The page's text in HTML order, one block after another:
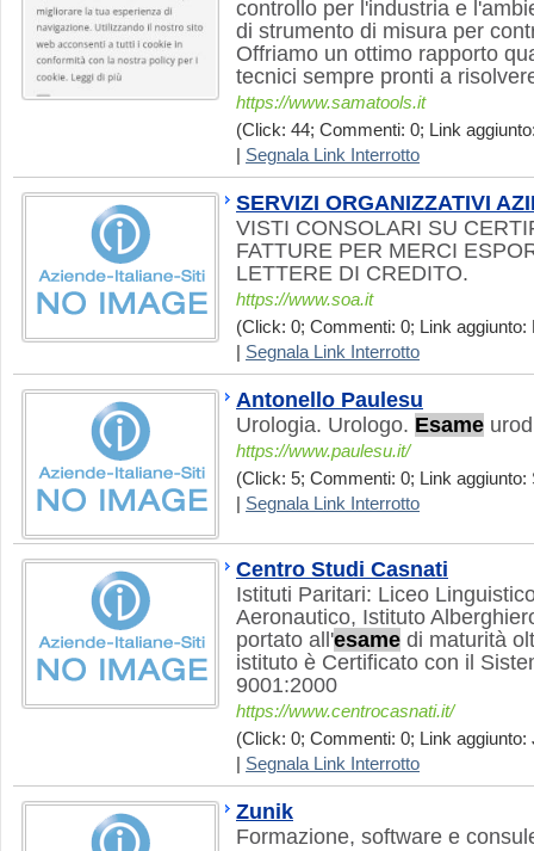
controllo per l'industria e
di strumento di misura per
Offriamo un ottimo rapporto
tecnici sempre pronti a
https://www.samatools.it
(Click: 44; Commenti: 0; Link
Segnala Link Interrotto
SERVIZI ORGANIZZATIVI
VISTI CONSOLARI SU
FATTURE PER MERCI
LETTERE DI CREDITO.
https://www.soa.it
(Click: 0; Commenti: 0; Link aggiunto:
Segnala Link Interrotto
Antonello Paulesu
Urologia. Urologo. Esame
https://www.paulesu.it/
(Click: 5; Commenti: 0; Link aggiunto:
Segnala Link Interrotto
Centro Studi Casnati
Istituti Paritari: Liceo
Aeronautico, Istituto
portato all'esame di maturità
istituto è Certificato con il
9001:2000
https://www.centrocasnati.it/
(Click: 0; Commenti: 0; Link aggiunto:
Segnala Link Interrotto
Zunik
Formazione, software e